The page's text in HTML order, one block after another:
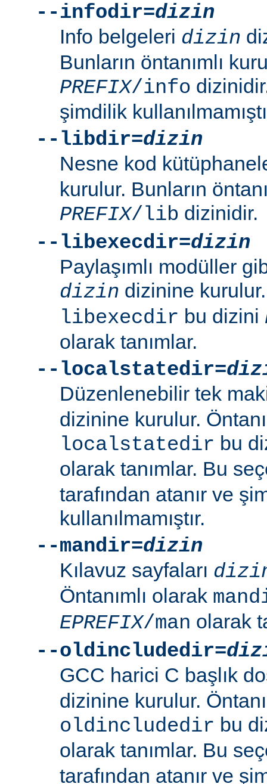
--infodir=dizin
Info belgeleri dizin
Bunların öntanımlı
PREFIX/info
şimdilik
--libdir=dizin
Nesne kod
kurulur. Bunların
PREFIX/lib dizinidir.
--libexecdir=dizin
Paylaşımlı modüller
dizin dizinine
libexecdir bu dizini
olarak tanımlar.
--localstatedir=
Düzenlenebilir tek
dizinine kurulur.
localstatedir bu
olarak tanımlar. Bu
tarafından atanır ve
kullanılmamıştır.
--mandir=dizin
Kılavuz sayfaları
Öntanımlı olarak
EPREFIX/man olarak
--oldincludedir=
GCC harici C başlık
dizinine kurulur.
oldincludedir bu
olarak tanımlar. Bu
tarafından atanır ve